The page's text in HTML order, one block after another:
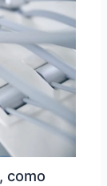
como